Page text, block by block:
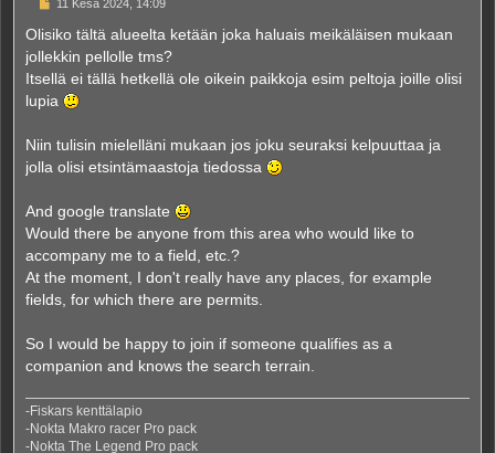
e
t
i
11 Kesä 2024, 14:09
Olisiko tältä alueelta ketään joka haluais meikäläisen mukaan
jollekkin pellolle tms?
Itsellä ei tällä hetkellä ole oikein paikkoja esim peltoja joille olisi
lupia
Niin tulisin mielelläni mukaan jos joku seuraksi kelpuuttaa ja
jolla olisi etsintämaastoja tiedossa
And google translate
Would there be anyone from this area who would like to
accompany me to a field, etc.?
At the moment, I don't really have any places, for example
fields, for which there are permits.
So I would be happy to join if someone qualifies as a
companion and knows the search terrain.
-Fiskars kenttälapio
-Nokta Makro racer Pro pack
-Nokta The Legend Pro pack